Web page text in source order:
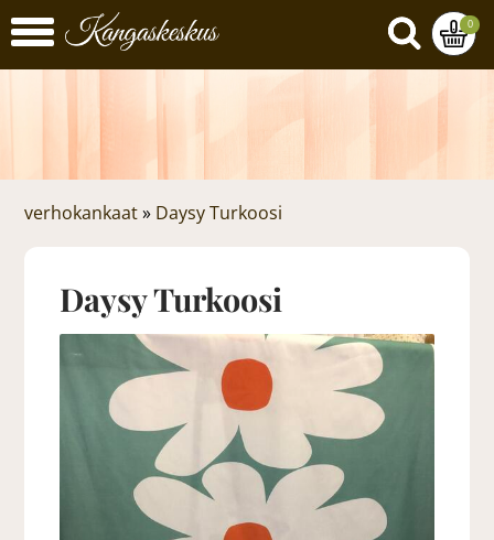
0
verhokankaat » Daysy Turkoosi
Daysy Turkoosi